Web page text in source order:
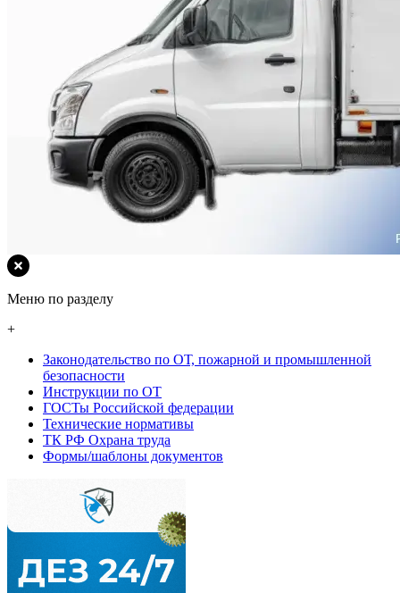
Меню по разделу
+
Законодательство по ОТ, пожарной и промышленной
безопасности
Инструкции по ОТ
ГОСТы Российской федерации
Технические нормативы
ТК РФ Охрана труда
Формы/шаблоны документов